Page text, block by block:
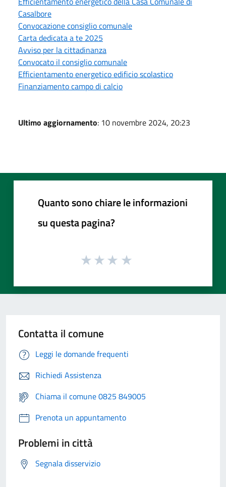
Casalbore
Convocazione consiglio comunale
Carta dedicata a te 2025
Avviso per la cittadinanza
Convocato il consiglio comunale
Efficientamento energetico edificio scolastico
Finanziamento campo di calcio
Ultimo aggiornamento: 10 novembre 2024, 20:23
Quanto sono chiare le informazioni
su questa pagina?
Contatta il comune
Leggi le domande frequenti
Richiedi Assistenza
Chiama il comune 0825 849005
Prenota un appuntamento
Problemi in città
Segnala disservizio